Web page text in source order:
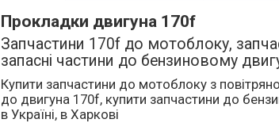
Прокладки двигуна 170f
Запчастини 170f до мотоблоку,
запасні частини до бензиновому
Купити запчастини до мотоблоку з
до двигуна 170f, купити запчастини до
в Україні, в Харкові